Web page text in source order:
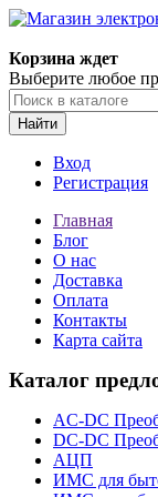
Корзина ждет
Выберите любое
Найти
Вход
Регистрация
Главная
Блог
О нас
Доставка
Оплата
Контакты
Карта сайта
Каталог
AC-DC
DC-DC
АЦП
ИМС для